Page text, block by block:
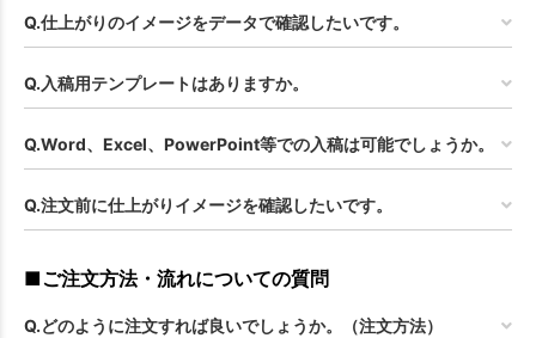
Q.仕上がりのイメージをデータで確認したいです。
Q.入稿用テンプレートはありますか。
Q.Word、Excel、PowerPoint等での入稿は可能でしょうか。
Q.注文前に仕上がりイメージを確認したいです。
■ご注文方法・流れについての質問
Q.どのように注文すれば良いでしょうか。（注文方法）